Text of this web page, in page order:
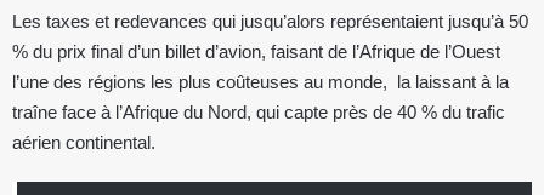
Les taxes et redevances qui jusqu’alors représentaient jusqu’à 50
% du prix final d’un billet d’avion, faisant de l’Afrique de l’Ouest
l’une des régions les plus coûteuses au monde, la laissant à la
traîne face à l’Afrique du Nord, qui capte près de 40 % du trafic
aérien continental.